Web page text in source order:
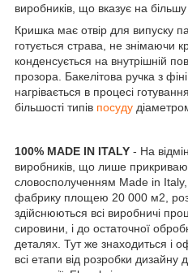
виробників, що вказує на
Кришка має отвір для випуску
готується страва, не знімаючи
конденсується на внутрішній
прозора. Бакелітова ручка з
нагрівається в процесі
більшості типів посуду
100% MADE IN ITALY - На
виробників, що лише
словосполученням Made in
фабрику площею 20 000 м2,
здійснюються всі виробничі
сировини, і до остаточної
деталях. Тут же знаходиться і
всі етапи від розробки дизайну